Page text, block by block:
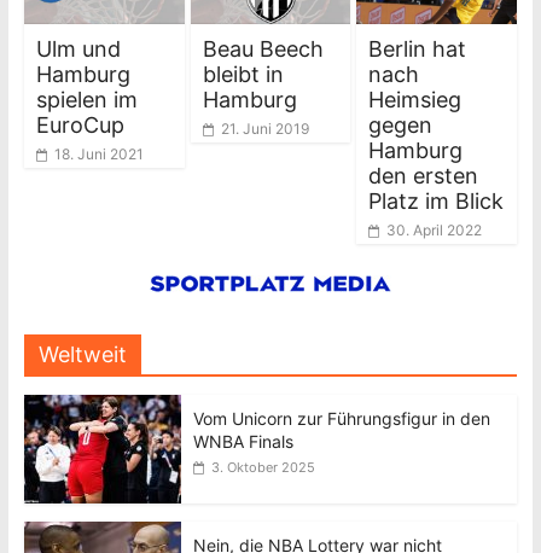
Ulm und
Hamburg
spielen im
EuroCup
18. Juni 2021
Beau Beech
bleibt in
Hamburg
21. Juni 2019
Berlin hat
nach
Heimsieg
gegen
Hamburg
den ersten
Platz im Blick
30. April 2022
Weltweit
Vom Unicorn zur Führungsfigur in den
WNBA Finals
3. Oktober 2025
Nein, die NBA Lottery war nicht